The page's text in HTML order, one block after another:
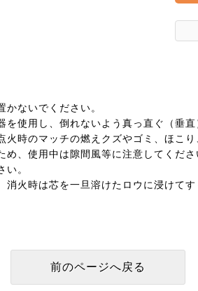
ないでください。
使用し、倒れないよう真っ直ぐ（垂直
時のマッチの燃えクズやゴミ、ほこり
、使用中は隙間風等に注意してくださ
。
消火時は芯を一旦溶けたロウに浸けて